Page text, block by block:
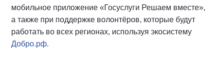
мобильное приложение «Госуслуги Решаем вместе»,
а также при поддержке волонтёров, которые будут
работать во всех регионах, используя экосистему
Добро.рф.